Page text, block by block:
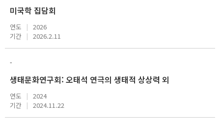
미국학 집담회
연도
2026
기간
2026.2.11
-
생태문화연구회: 오태석 연극의 생태적 상상력 외
연도
2024
기간
2024.11.22